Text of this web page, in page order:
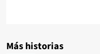
Más historias